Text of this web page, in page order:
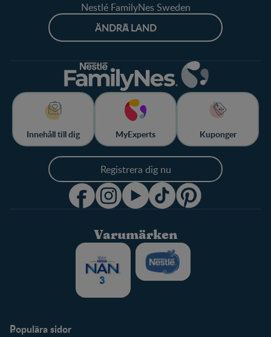
Nestlé FamilyNes Sweden
ÄNDRA LAND
Innehåll till dig MyExperts Kuponger
Registrera dig nu
Varumärken
Populära sidor